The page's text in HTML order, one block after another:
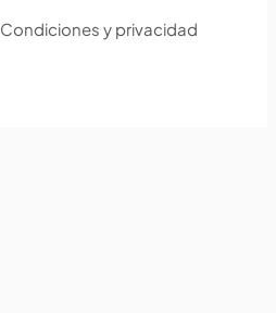
Condiciones y privacidad